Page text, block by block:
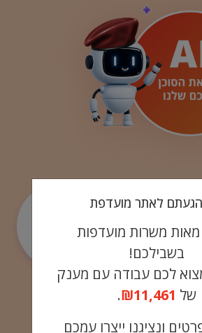
הגעתם לאתר מועדפת
מאות משרות מועדפות
בשבילכם!
לכם עבודה עם מענק
של ₪11,461
.
ונציגנו ייצרו עמכם